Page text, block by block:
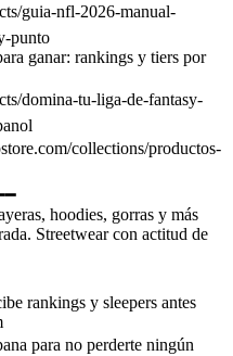
guia-nfl-2026-manual-
punto
ganar: rankings y tiers por
domina-tu-liga-de-fantasy-
collections/productos-
hoodies, gorras y más
Streetwear con actitud de
rankings y sleepers antes
para no perderte ningún